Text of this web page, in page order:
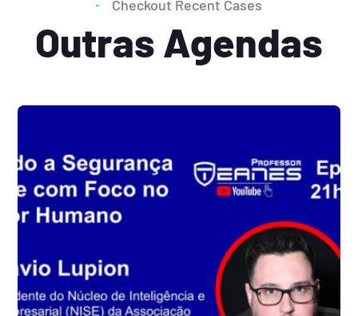
Checkout Recent Cases
Outras Agendas